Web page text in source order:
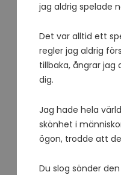
jag aldrig spelade
Det var alltid ett
regler jag aldrig
tillbaka, ångrar jag
dig.
Jag hade hela
skönhet i
ögon, trodde att
Du slog sönder